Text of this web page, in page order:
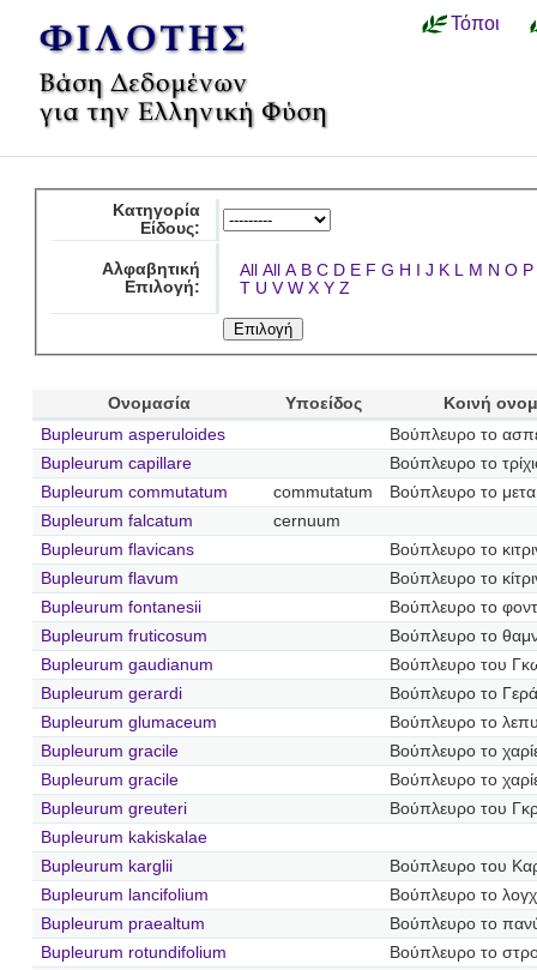
Τόποι
Κατηγορία
Είδους:
Αλφαβητική
Επιλογή:
All All A B C D E F G H I J K L M N O P
T U V W X Y Z
Ονομασία Υποείδος
Κοινή
Bupleurum asperuloides
Βούπλευρο το
Bupleurum capillare
Βούπλευρο το
Bupleurum commutatum
commutatum
Βούπλευρο το
Bupleurum falcatum
cernuum
Bupleurum flavicans
Βούπλευρο το
Bupleurum flavum
Βούπλευρο το
Bupleurum fontanesii
Βούπλευρο το
Bupleurum fruticosum
Βούπλευρο το
Bupleurum gaudianum
Βούπλευρο του
Bupleurum gerardi
Βούπλευρο το
Bupleurum glumaceum
Βούπλευρο το
Bupleurum gracile
Βούπλευρο το
Bupleurum gracile
Βούπλευρο το
Bupleurum greuteri
Βούπλευρο του
Bupleurum kakiskalae
Bupleurum karglii
Βούπλευρο του
Bupleurum lancifolium
Βούπλευρο το
Bupleurum praealtum
Βούπλευρο το
Bupleurum rotundifolium
Βούπλευρο το